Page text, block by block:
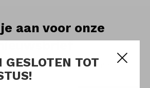
TOT
aan voor onze
aanbiedingen en promoties